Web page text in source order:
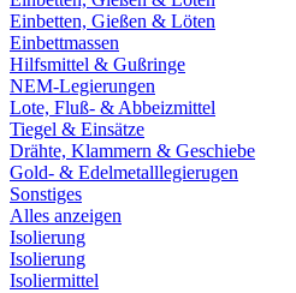
Einbetten, Gießen & Löten
Einbettmassen
Hilfsmittel & Gußringe
NEM-Legierungen
Lote, Fluß- & Abbeizmittel
Tiegel & Einsätze
Drähte, Klammern & Geschiebe
Gold- & Edelmetalllegierugen
Sonstiges
Alles anzeigen
Isolierung
Isolierung
Isoliermittel